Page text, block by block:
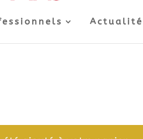
Actualité